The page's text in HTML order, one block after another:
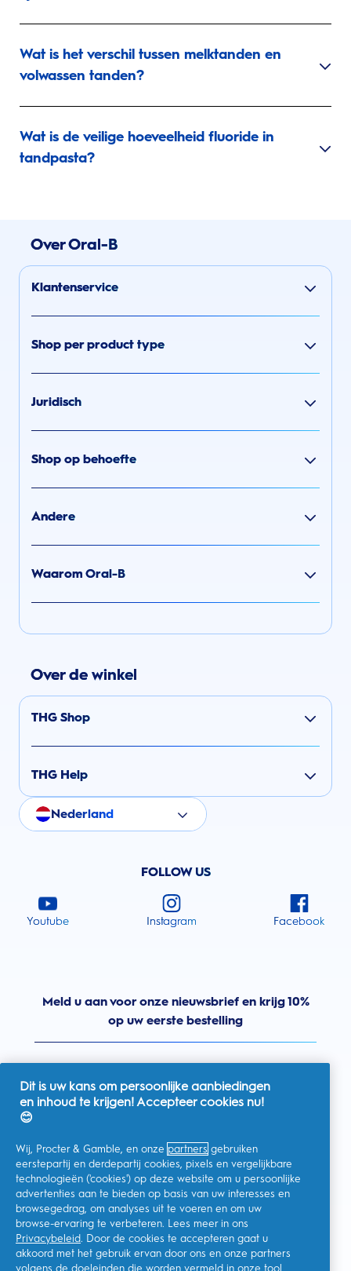
Wat is het verschil tussen melktanden en
volwassen tanden?
Wat is de veilige hoeveelheid fluoride in
tandpasta?
Over Oral-B
Klantenservice
Shop per product type
Juridisch
Shop op behoefte
Andere
Waarom Oral-B
Over de winkel
THG Shop
THG Help
Nederland
FOLLOW US
Youtube Instagram Facebook
Meld u aan voor onze nieuwsbrief en krijg 10%
op uw eerste bestelling
Ik geef toestemming voor het ontvangen van
gepersonaliseerde communicatie met betrekking tot
aanbiedingen, nieuws en andere promotionele initiatieven van
Oral-B en andere
P&G-merken
kan me op elk momentafmelden.
Procter & Gamble, als verwerkingsverantwoordelijke, zal uw
persoonlijke gegevens verwerken zodat u zich bij deze site kunt
registreren en de interactie kunt aangaan met de aangeboden
Dit is uw kans om persoonlijke aanbiedingen
en inhoud te krijgen! Accepteer cookies nu!
😊
Wij, Procter & Gamble, en onze partners gebruiken
eerstepartij en derdepartij cookies, pixels en vergelijkbare
technologieën ('cookies') op deze website om u persoonlijke
advertenties aan te bieden op basis van uw interesses en
browsegedrag, om analyses uit te voeren en om uw
browse-ervaring te verbeteren. Lees meer in ons
Privacybeleid. Door de cookies te accepteren gaat u
akkoord met het gebruik ervan door ons en onze partners
volgens de doeleinden die worden vermeld in onze tool